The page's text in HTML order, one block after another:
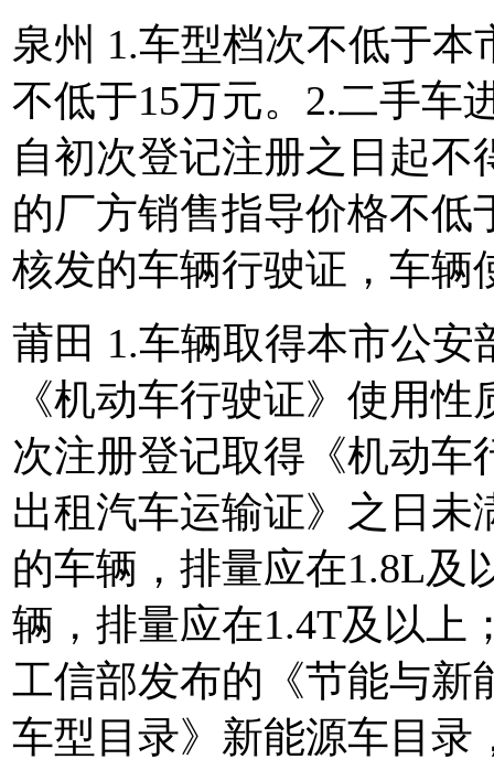
泉州 1.车型档次不低于
不低于15万元。2.二手车
自初次登记注册之日起
的厂方销售指导价格不低
核发的车辆行驶证，车辆
莆田 1.车辆取得本市公
《机动车行驶证》使用
次注册登记取得《机动车
出租汽车运输证》之日未
的车辆，排量应在1.8L及
辆，排量应在1.4T及以上
工信部发布的《节能与新
车型目录》新能源车目录